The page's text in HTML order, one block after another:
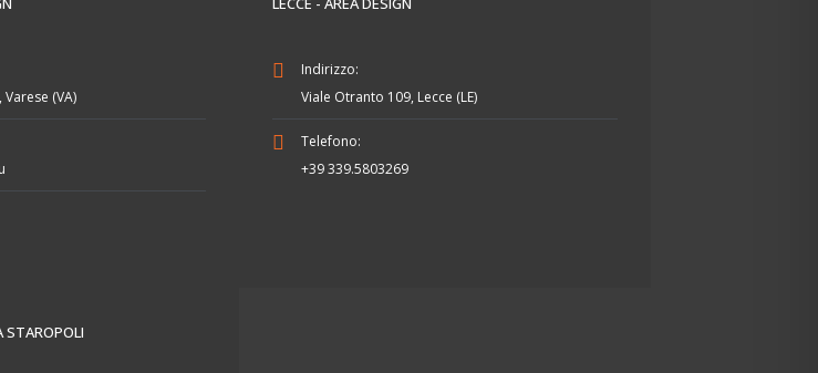
(VA)
Indirizzo:
Viale Otranto 109, Lecce (LE)
Telefono:
+39 339.5803269
STAROPOLI